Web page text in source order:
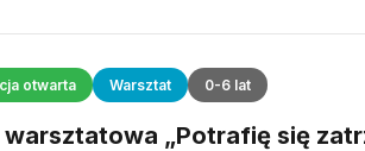
otwarta Warsztat 0-6 lat
warsztatowa „Potrafię się